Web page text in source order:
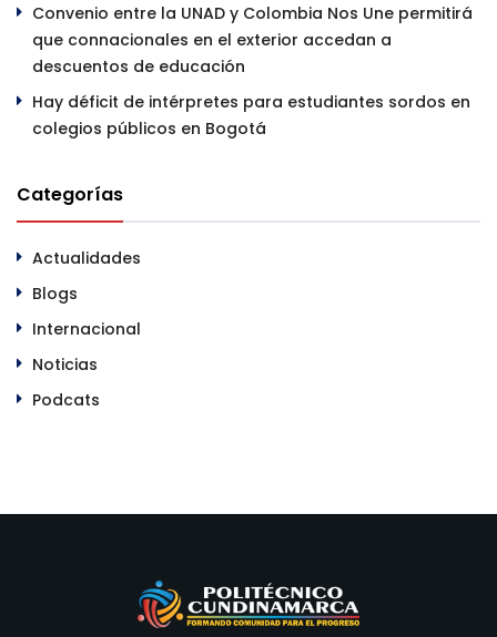
Convenio entre la UNAD y Colombia Nos Une permitirá
que connacionales en el exterior accedan a
descuentos de educación
Hay déficit de intérpretes para estudiantes sordos en
colegios públicos en Bogotá
Categorías
Actualidades
Blogs
Internacional
Noticias
Podcats